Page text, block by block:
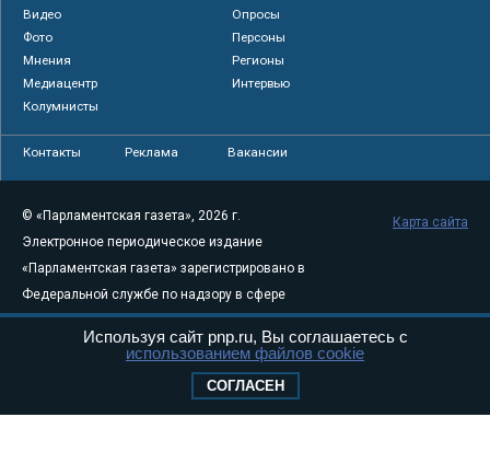
Видео
Опросы
Фото
Персоны
Мнения
Регионы
Медиацентр
Интервью
Колумнисты
Контакты Реклама Вакансии
© «Парламентская газета», 2026 г.
Электронное периодическое издание
«Парламентская газета» зарегистрировано в
Федеральной службе по надзору в сфере
связи, информационных технологий и
массовых коммуникаций (Роскомнадзор) 05
Свидетельство о регистрации Эл № ФС77-
Карта сайта
Используя сайт pnp.ru, Вы соглашаетесь с
использованием файлов cookie
СОГЛАСЕН